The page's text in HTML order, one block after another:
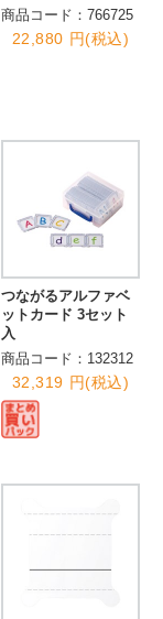
商品コード：766725
22,880 円(税込)
つながるアルファベ
ットカード 3セット
入
商品コード：132312
32,319 円(税込)